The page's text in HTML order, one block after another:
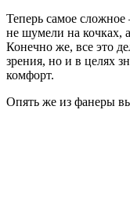
Теперь самое сложное
не шумели на кочках,
Конечно же, все это
зрения, но и в целях
комфорт.
Опять же из фанеры